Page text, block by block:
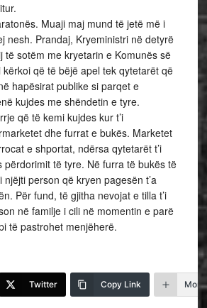
Muaji maj mund të jetë më i
nesh. Prandaj, Kryeministri në detyrë
të sotëm me kryetarin e Komunës së
që të bëjë apel tek qytetarët që
hapësirat publike si parqet e
kujdes me shëndetin e tyre.
që të kemi kujdes kur t’i
dhe furrat e bukës. Marketet
e shportat, ndërsa qytetarët t’i
përdorimit të tyre. Në furra të bukës të
person që kryen pagesën t’a
Për fund, të gjitha nevojat e tilla t’i
në familje i cili në momentin e parë
të pastrohet menjëherë.
Twitter Copy Link More